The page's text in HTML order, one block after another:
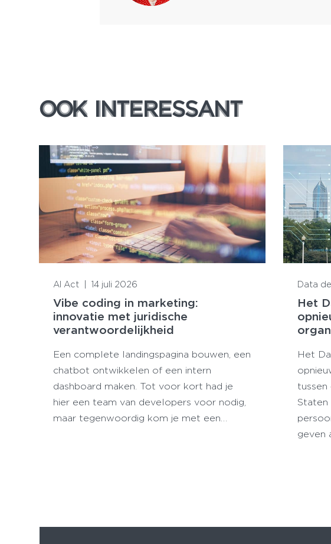
OOK INTERESSANT
OOK INTERESSANT
AI Act 14 juli 2026
Vibe coding in marketing:
innovatie met juridische
verantwoordelijkheid
Een complete landingspagina bouwen, een
chatbot ontwikkelen of een intern
dashboard maken. Tot voor kort had je
hier een team van developers voor nodig,
maar tegenwoordig kom je met een…
Data
Het
Het
tussen
Staten
geven